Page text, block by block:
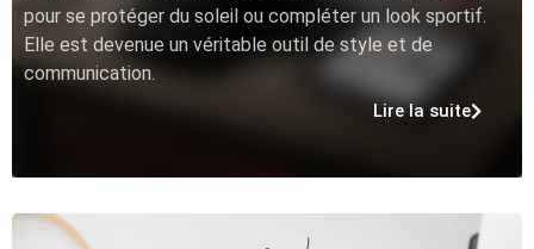
pour se protéger du soleil ou compléter un look sportif.
Elle est devenue un véritable outil de style et de
communication.
Lire la suite